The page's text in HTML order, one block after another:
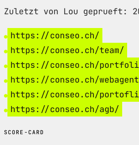
Zuletzt von Lou geprueft:
https://conseo.ch/
https://conseo.ch/team/
https://conseo.ch/
https://conseo.ch/
https://conseo.ch/
https://conseo.ch/agb/
SCORE-CARD